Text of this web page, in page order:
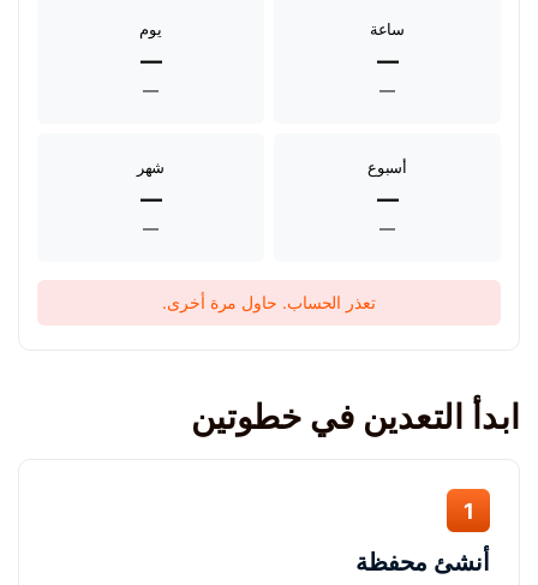
ساعة
—
—
يوم
—
—
أسبوع
—
—
شهر
—
—
تعذر الحساب. حاول مرة أخرى.
ابدأ التعدين في خطوتين
1
أنشئ محفظة